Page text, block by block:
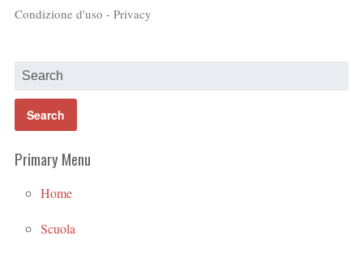
Condizione d'uso - Privacy
Primary Menu
Home
Scuola